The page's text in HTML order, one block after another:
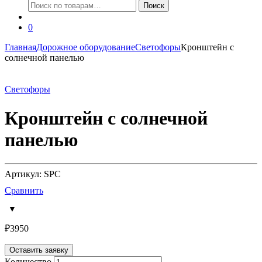
Искать:
Поиск
0
ГлавнаяДорожное оборудованиеСветофорыКронштейн с
солнечной панелью
Светофоры
Кронштейн с солнечной
панелью
Артикул: SPC
Сравнить
₽3950
Оставить заявку